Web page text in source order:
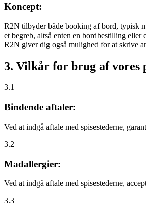
Koncept:
R2N tilbyder både booking af bord, typisk
et begreb, altså enten en bordbestilling
R2N giver dig også mulighed for at skrive
3. Vilkår for brug af vores
3.1
Bindende aftaler:
Ved at indgå aftale med spisestederne,
3.2
Madallergier:
Ved at indgå aftale med spisestederne,
3.3